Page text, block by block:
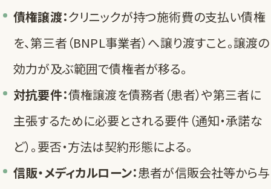
債権譲渡：クリニックが持つ施術費の支払い債権
を、第三者（BNPL事業者）へ譲り渡すこと。譲渡の
効力が及ぶ範囲で債権者が移る。
対抗要件：債権譲渡を債務者（患者）や第三者に
主張するために必要とされる要件（通知・承諾な
ど）。要否・方法は契約形態による。
信販・メディカルローン：患者が信販会社等から与